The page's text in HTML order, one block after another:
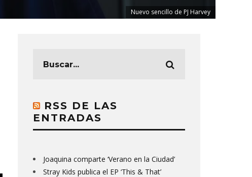
Nuevo sencillo de PJ Harvey
RSS DE LAS
ENTRADAS
Joaquina comparte ‘Verano en la Ciudad’
Stray Kids publica el EP ‘This & That’